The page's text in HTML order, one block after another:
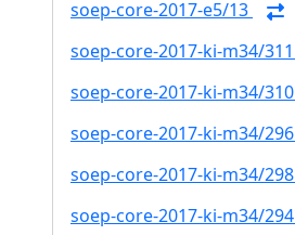
soep-core-2017-e5/13
soep-core-2017-ki-m34/311
soep-core-2017-ki-m34/310
soep-core-2017-ki-m34/296
soep-core-2017-ki-m34/298
soep-core-2017-ki-m34/294